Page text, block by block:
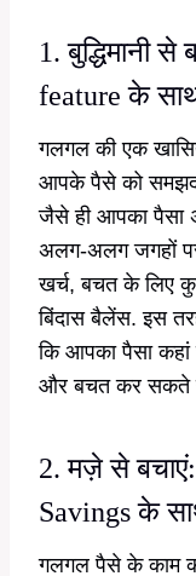
1. बुद्धिमानी
feature के
गलगल की एक
आपके पैसे को
जैसे ही आपका
अलग-अलग जगहों
खर्च, बचत के लिए
बिंदास बैलेंस. इस
कि आपका पैसा
और बचत कर सकते
2. मज़े से
Savings के
गलगल पैसे के काम